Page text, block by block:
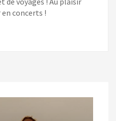
en concerts !